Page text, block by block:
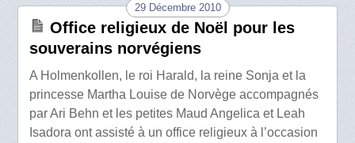
29 Décembre 2010
Office religieux de Noël pour les
souverains norvégiens
A Holmenkollen, le roi Harald, la reine Sonja et la
princesse Martha Louise de Norvège accompagnés
par Ari Behn et les petites Maud Angelica et Leah
Isadora ont assisté à un office religieux à l’occasion